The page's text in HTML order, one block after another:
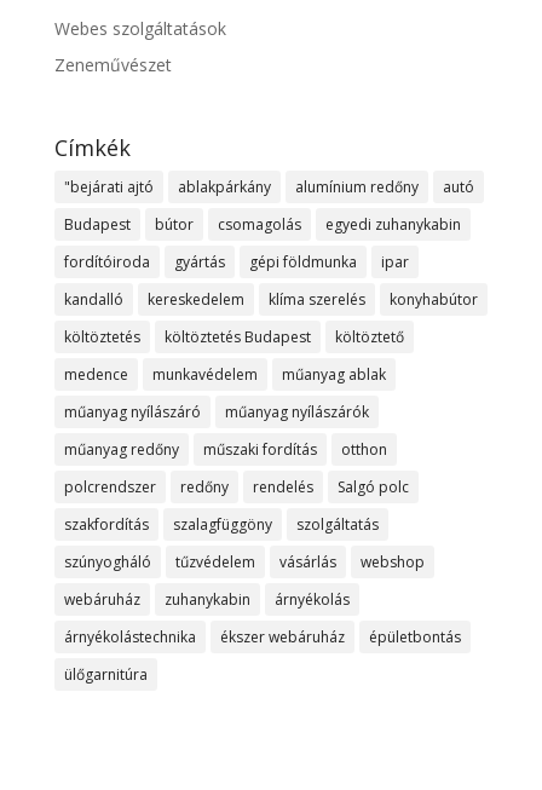
Webes szolgáltatások
Zeneművészet
Címkék
"bejárati ajtó ablakpárkány alumínium redőny
autó
Budapest
bútor csomagolás
egyedi zuhanykabin
fordítóiroda
gyártás gépi földmunka
ipar
kandalló
kereskedelem klíma szerelés
konyhabútor
költöztetés
költöztetés Budapest
költöztető
medence
munkavédelem
műanyag ablak
műanyag nyílászáró
műanyag nyílászárók
műanyag redőny
műszaki fordítás
otthon
polcrendszer
redőny rendelés
Salgó polc
szakfordítás
szalagfüggöny
szolgáltatás
szúnyogháló
tűzvédelem vásárlás
webshop
webáruház
zuhanykabin
árnyékolás
árnyékolástechnika
ékszer webáruház
épületbontás
ülőgarnitúra